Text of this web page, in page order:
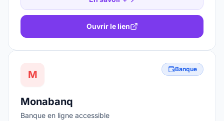
Ouvrir le lien
M Banque
Monabanq
Banque en ligne accessible